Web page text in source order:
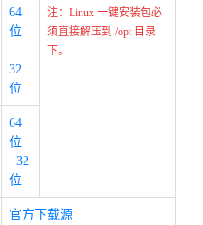
64
位
32
位
注：Linux 一键安装包必
须直接解压到 /opt 目录
下。
64
位
32
位
官方下载源